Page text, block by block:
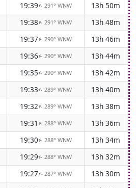
19:39↑ 291° WNW 13h 50m
19:38↑ 291° WNW 13h 48m
19:37↑ 290° WNW 13h 46m
19:36↑ 290° WNW 13h 44m
19:35↑ 290° WNW 13h 42m
19:33↑ 289° WNW 13h 40m
19:32↑ 289° WNW 13h 38m
19:31 ↑ 288° WNW 13h 36m
19:30↑ 288° WNW 13h 34m
19:29↑ 288° WNW 13h 32m
19:27↑ 287° WNW 13h 30m